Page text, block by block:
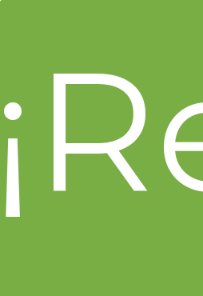
mundialista a
el mismo día?
mejores Ofertones
para el Mundial
comprar en Merco vs
en Monterrey para el